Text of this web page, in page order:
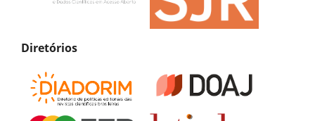
Diretórios